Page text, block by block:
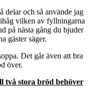
delar och så använde jag
vilken av fyllningarna
på nästa gång du bjuder
gäster säger.
Det går även att bra
över.
två stora bröd behöver